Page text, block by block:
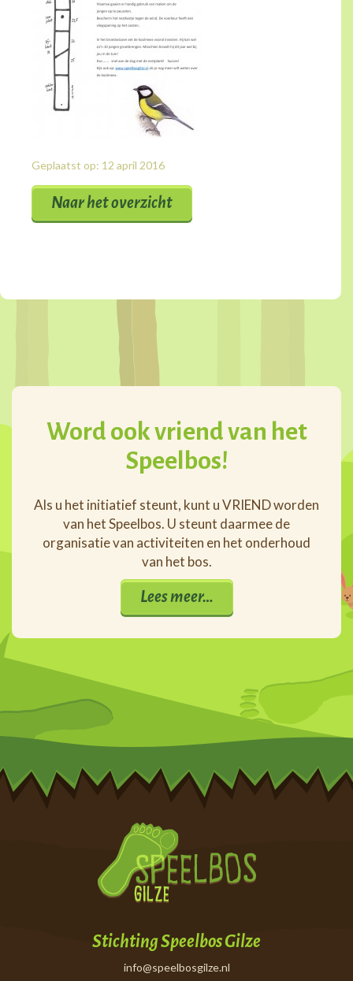
Geplaatst op: 12 april 2016
Naar het overzicht
Word ook vriend van het
Speelbos!
Als u het initiatief steunt, kunt u VRIEND worden
van het Speelbos. U steunt daarmee de
organisatie van activiteiten en het onderhoud
van het bos.
Lees meer…
Stichting Speelbos Gilze
info@speelbosgilze.nl